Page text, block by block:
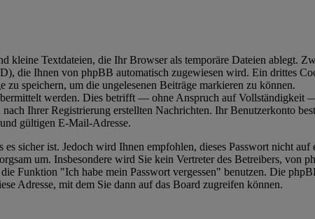
kleine Textdateien, die Ihr Browser als temporäre Dateien ablegt.
die Ihnen von phpBB automatisch zugewiesen wird. Ein drittes
speichern, um die ungelesenen Beiträge markieren zu können.
werden. Dies betrifft — ohne Anspruch auf Vollständigkeit
Ihrer Registrierung erstellten Nachrichten. Ihr Benutzerkonto
gültigen E-Mail-Adresse.
sicher ist. Jedoch wird Ihnen empfohlen, dieses Passwort nicht
um. Insbesondere wird Sie kein Vertreter des Betreibers, von
Funktion "Ich habe mein Passwort vergessen" benutzen. Die
Adresse, mit dem Sie dann auf das Board zugreifen können.